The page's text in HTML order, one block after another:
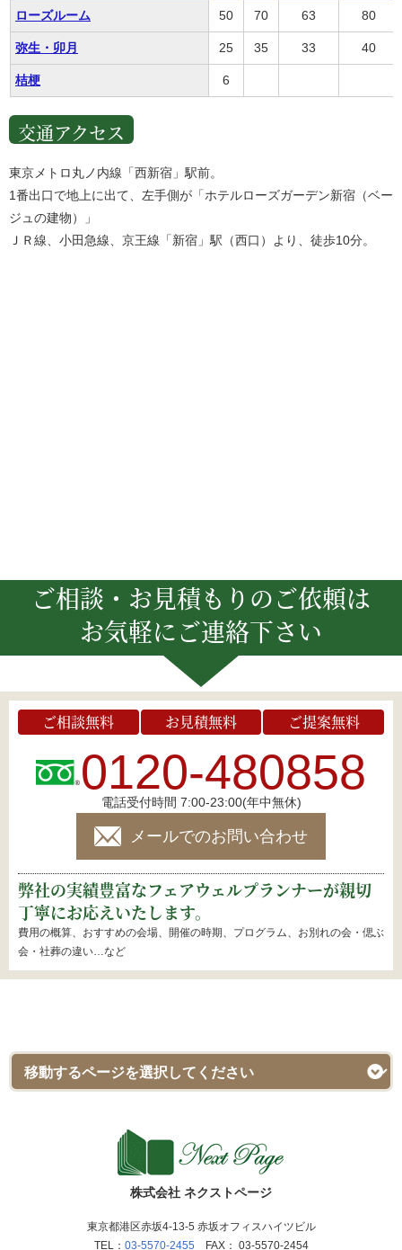
ローズルーム 50 70 63 80
弥生・卯月 25 35 33 40
桔梗 6
交通アクセス
東京メトロ丸ノ内線「西新宿」駅前。
1番出口で地上に出て、左手側が「ホテルローズガーデン新宿（ベー
ジュの建物）」
ＪＲ線、小田急線、京王線「新宿」駅（西口）より、徒歩10分。
ご相談・お見積もりのご依頼は
お気軽にご連絡下さい
ご相談無料 お見積無料 ご提案無料
0120-480858
電話受付時間 7:00-23:00(年中無休)
メールでのお問い合わせ
弊社の実績豊富なフェアウェルプランナーが親切
丁寧にお応えいたします。
費用の概算、おすすめの会場、開催の時期、プログラム、お別れの会・偲ぶ
会・社葬の違い…など
株式会社 ネクストページ
東京都港区赤坂4-13-5 赤坂オフィスハイツビル
TEL： 03-5570-2455 FAX： 03-5570-2454